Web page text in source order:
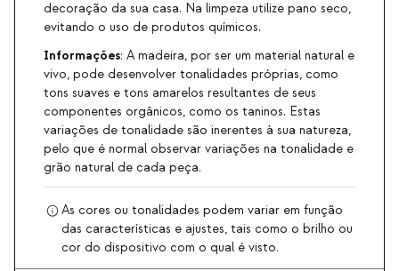
decoração da sua casa. Na limpeza utilize pano seco,
evitando o uso de produtos químicos.
Informações: A madeira, por ser um material natural e
vivo, pode desenvolver tonalidades próprias, como
tons suaves e tons amarelos resultantes de seus
componentes orgânicos, como os taninos. Estas
variações de tonalidade são inerentes à sua natureza,
pelo que é normal observar variações na tonalidade e
grão natural de cada peça.
As cores ou tonalidades podem variar em função
das características e ajustes, tais como o brilho ou
cor do dispositivo com o qual é visto.